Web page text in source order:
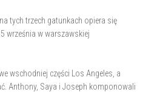
tych trzech gatunkach opiera się
września w warszawskiej
wschodniej części Los Angeles, a
Anthony, Saya i Joseph komponowali